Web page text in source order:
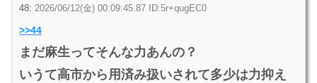
48: 2026/06/12(金) 00:09:45.87 ID:5r+qugEC0
>>44
まだ麻生ってそんな力あんの？
いうて高市から用済み扱いされて多少は力抑え